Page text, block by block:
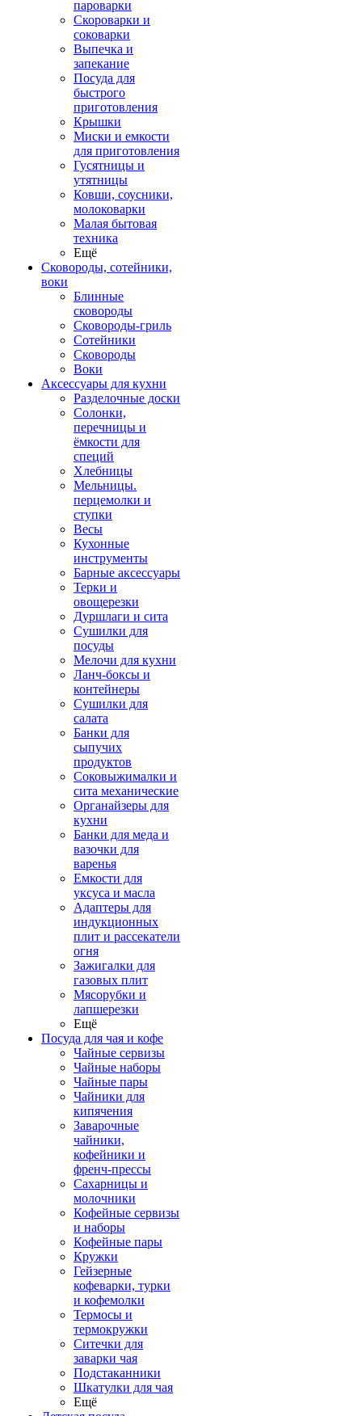
пароварки
Скороварки и
соковарки
Выпечка и
запекание
Посуда для
быстрого
приготовления
Крышки
Миски и емкости
для приготовления
Гусятницы и
утятницы
Ковши, соусники,
молоковарки
Малая бытовая
техника
Ещё
Сковороды, сотейники,
воки
Блинные
сковороды
Сковороды-гриль
Сотейники
Сковороды
Воки
Аксессуары для кухни
Разделочные доски
Солонки,
перечницы и
ёмкости для
специй
Хлебницы
Мельницы.
перцемолки и
ступки
Весы
Кухонные
инструменты
Барные аксессуары
Терки и
овощерезки
Дуршлаги и сита
Сушилки для
посуды
Мелочи для кухни
Ланч-боксы и
контейнеры
Сушилки для
салата
Банки для
сыпучих
продуктов
Соковыжималки и
сита механические
Органайзеры для
кухни
Банки для меда и
вазочки для
варенья
Емкости для
уксуса и масла
Адаптеры для
индукционных
плит и рассекатели
огня
Зажигалки для
газовых плит
Мясорубки и
лапшерезки
Ещё
Посуда для чая и кофе
Чайные сервизы
Чайные наборы
Чайные пары
Чайники для
кипячения
Заварочные
чайники,
кофейники и
френч-прессы
Сахарницы и
молочники
Кофейные сервизы
и наборы
Кофейные пары
Кружки
Гейзерные
кофеварки, турки
и кофемолки
Термосы и
термокружки
Ситечки для
заварки чая
Подстаканники
Шкатулки для чая
Ещё